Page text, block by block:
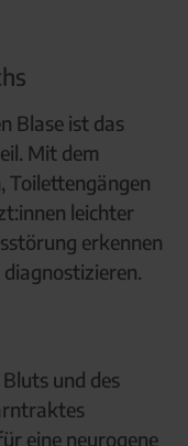
Blase ist das
Mit dem
Toilettengängen
leichter
erkennen
und des
eine neurogene